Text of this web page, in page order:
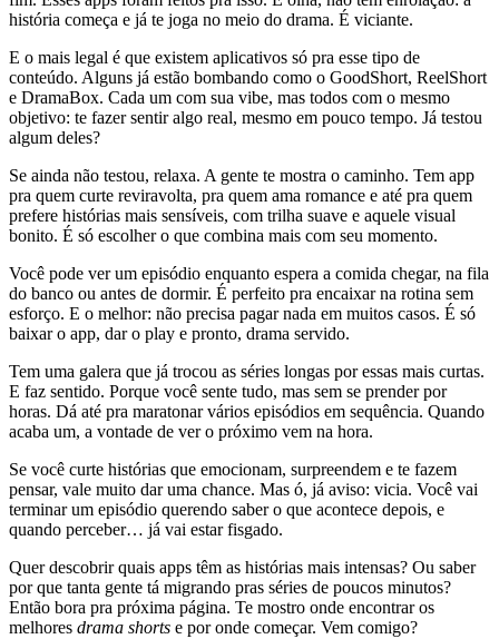
história começa e já te joga no meio do drama. É viciante.
E o mais legal é que existem aplicativos só pra esse tipo de
conteúdo. Alguns já estão bombando como o GoodShort, ReelShort
e DramaBox. Cada um com sua vibe, mas todos com o mesmo
objetivo: te fazer sentir algo real, mesmo em pouco tempo. Já testou
algum deles?
Se ainda não testou, relaxa. A gente te mostra o caminho. Tem app
pra quem curte reviravolta, pra quem ama romance e até pra quem
prefere histórias mais sensíveis, com trilha suave e aquele visual
bonito. É só escolher o que combina mais com seu momento.
Você pode ver um episódio enquanto espera a comida chegar, na fila
do banco ou antes de dormir. É perfeito pra encaixar na rotina sem
esforço. E o melhor: não precisa pagar nada em muitos casos. É só
baixar o app, dar o play e pronto, drama servido.
Tem uma galera que já trocou as séries longas por essas mais curtas.
E faz sentido. Porque você sente tudo, mas sem se prender por
horas. Dá até pra maratonar vários episódios em sequência. Quando
acaba um, a vontade de ver o próximo vem na hora.
Se você curte histórias que emocionam, surpreendem e te fazem
pensar, vale muito dar uma chance. Mas ó, já aviso: vicia. Você vai
terminar um episódio querendo saber o que acontece depois, e
quando perceber… já vai estar fisgado.
Quer descobrir quais apps têm as histórias mais intensas? Ou saber
por que tanta gente tá migrando pras séries de poucos minutos?
Então bora pra próxima página. Te mostro onde encontrar os
melhores drama shorts e por onde começar. Vem comigo?